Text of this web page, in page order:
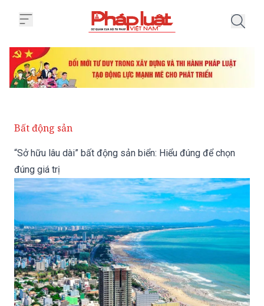
Bất động sản
“Sở hữu lâu dài” bất động sản biển: Hiểu đúng để chọn
đúng giá trị